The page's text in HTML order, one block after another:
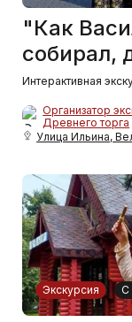
"Как
собирал,
Интерактивная
Организатор
Древнего торга
Улица Ильина,
Экскурсия С